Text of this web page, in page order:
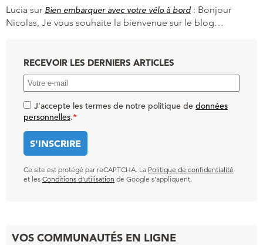
Lucia sur Bien embarquer avec votre vélo à bord : Bonjour
Nicolas, Je vous souhaite la bienvenue sur le blog…
RECEVOIR LES DERNIERS ARTICLES
J'accepte les termes de notre politique de données
personnelles.*
Ce site est protégé par reCAPTCHA. La Politique de confidentialité
et les Conditions d’utilisation de Google s’appliquent.
VOS COMMUNAUTÉS EN LIGNE